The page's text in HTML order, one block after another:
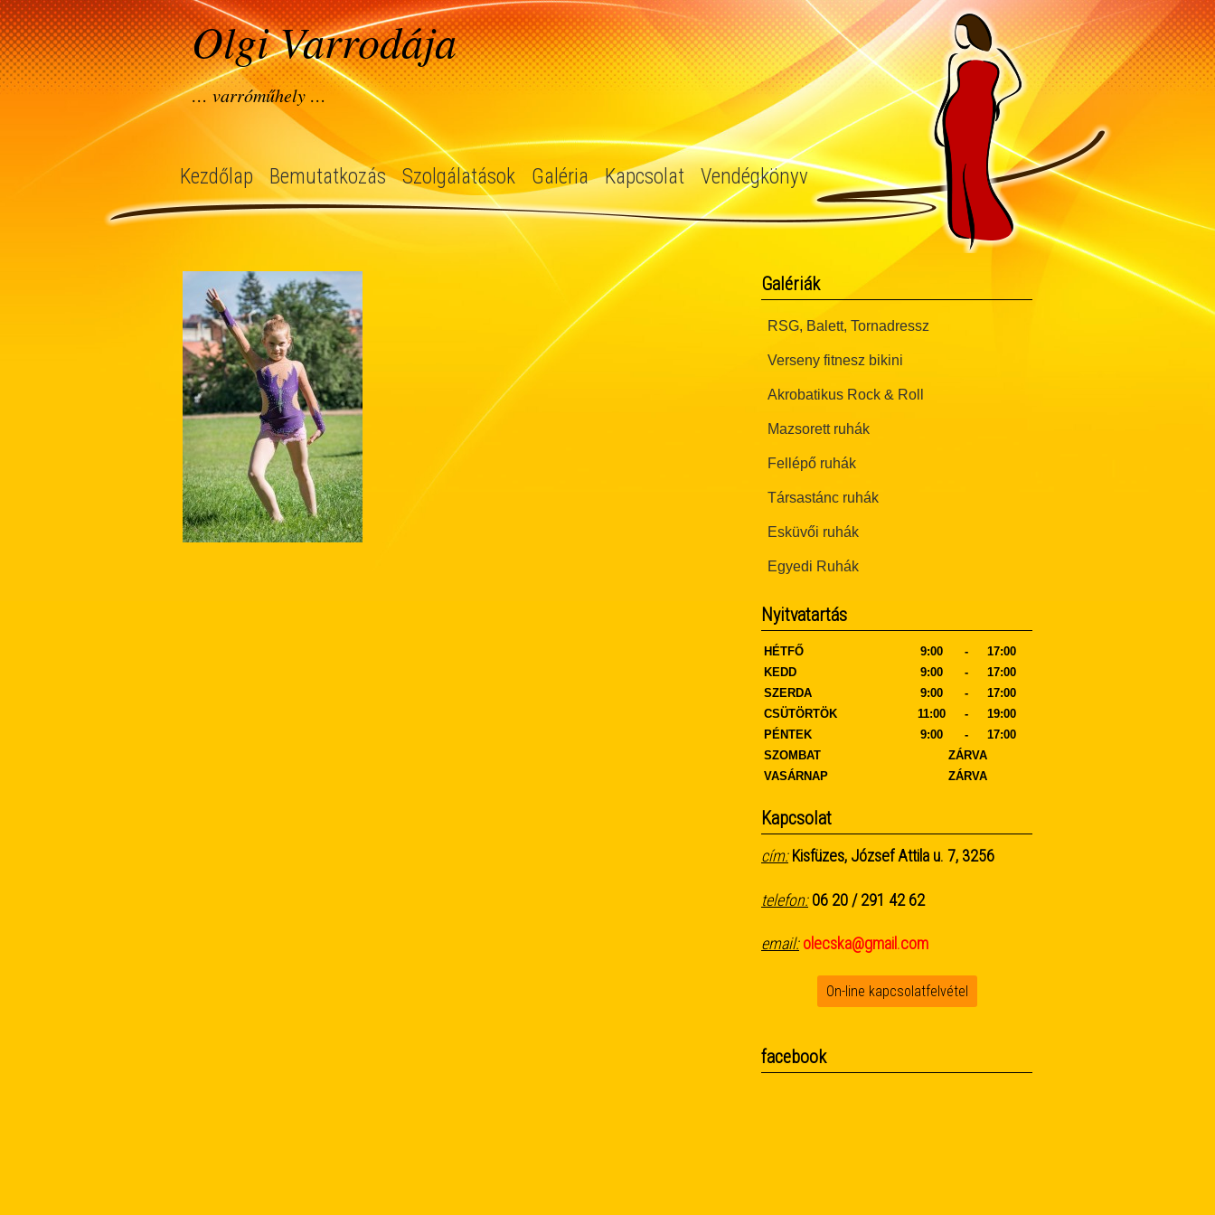
Olgi Varrodája
… varróműhely …
Kezdőlap Bemutatkozás Szolgálatások Galéria Kapcsolat Vendégkönyv
Galériák
RSG, Balett, Tornadressz
Verseny fitnesz bikini
Akrobatikus Rock & Roll
Mazsorett ruhák
Fellépő ruhák
Társastánc ruhák
Esküvői ruhák
Egyedi Ruhák
Nyitvatartás
HÉTFŐ 9:00 -
17:00
KEDD
9:00 -
17:00
SZERDA
9:00 -
17:00
CSÜTÖRTÖK
11:00 -
19:00
PÉNTEK
9:00 -
17:00
SZOMBAT
ZÁRVA
VASÁRNAP
ZÁRVA
Kapcsolat
cím: Kisfüzes, József Attila u. 7, 3256
telefon: 06 20 / 291 42 62
email: olecska@gmail.com
On-line kapcsolatfelvétel
facebook